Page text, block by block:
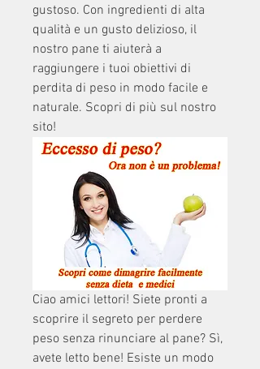
gustoso. Con ingredienti di alta
qualità e un gusto delizioso, il
nostro pane ti aiuterà a
raggiungere i tuoi obiettivi di
perdita di peso in modo facile e
naturale. Scopri di più sul nostro
sito!
Ciao amici lettori! Siete pronti a
scoprire il segreto per perdere
peso senza rinunciare al pane? Sì,
avete letto bene! Esiste un modo